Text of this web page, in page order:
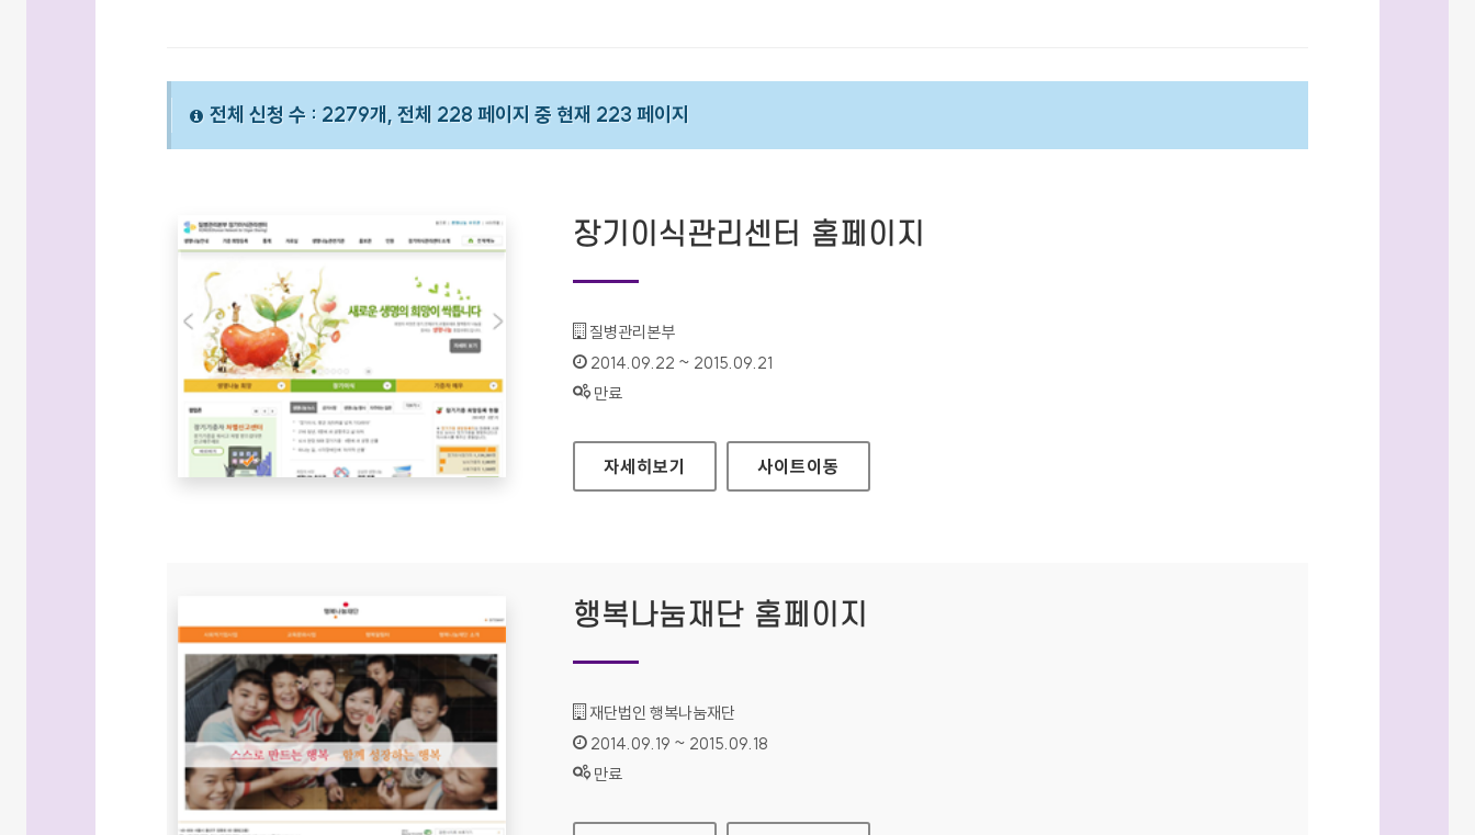
전체 신청 수 : 2279개, 전체 228 페이지 중 현재 223 페이지
장기이식관리센터 홈페이지
기관명 :
질병관리본부
인증기간 :
2014.09.22 ~ 2015.09.21
상태 :
만료
장기이식관리센터 홈페이지
자세히보기 사이트이동
행복나눔재단 홈페이지
기관명 :
재단법인 행복나눔재단
인증기간 :
2014.09.19 ~ 2015.09.18
상태 :
만료